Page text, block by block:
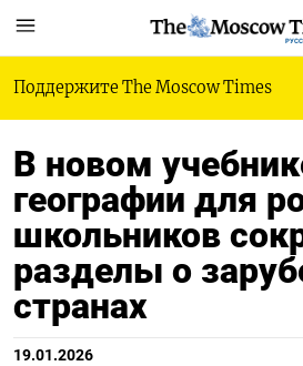
Поддержите The Moscow Times
В новом
географии для
школьников
разделы о
странах
19.01.2026